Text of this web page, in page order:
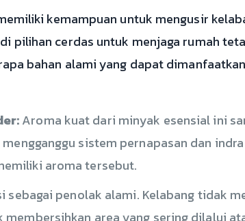
kemampuan untuk mengusir
pilihan cerdas untuk menjaga rumah
bahan alami yang dapat
Aroma kuat dari minyak esensial ini
sistem pernapasan dan
aroma tersebut.
penolak alami. Kelabang tidak
membersihkan area yang sering dilalui